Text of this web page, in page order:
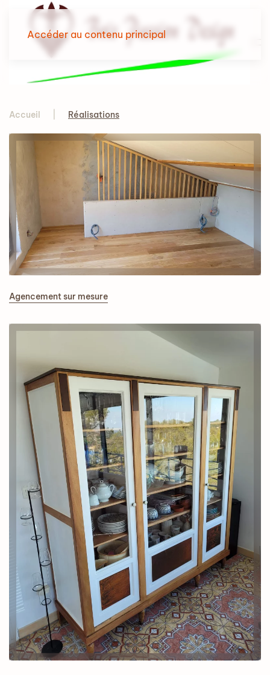
Accéder au contenu principal
Accueil Réalisations
Agencement sur mesure